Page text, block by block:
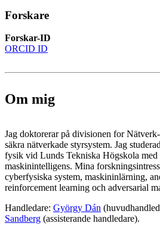
Forskare
Forskar-ID
ORCID ID
Om mig
Jag doktorerar på divisionen for
säkra nätverkade styrsystem. Jag
fysik vid Lunds Tekniska Högskola med
maskinintelligens. Mina
cyberfysiska system, maskininlärning,
reinforcement learning och adversarial
Handledare: György Dán
Sandberg (assisterande handledare).